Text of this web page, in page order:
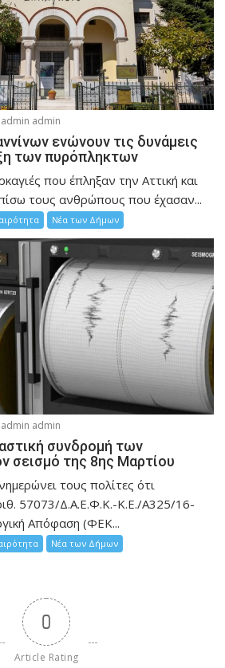
admin admin
ενώνουν τις δυνάμεις
των πυρόπληκτων
που έπληξαν την Αττική και
τους ανθρώπους που έχασαν...
Νέα των Δήμων
admin admin
συνδρομή των
σεισμό της 8ης Μαρτίου
τους πολίτες ότι
57073/Δ.Α.Ε.Φ.Κ.-Κ.Ε./Α325/16-
Απόφαση (ΦΕΚ...
Νέα των Δήμων
0
Article Rating